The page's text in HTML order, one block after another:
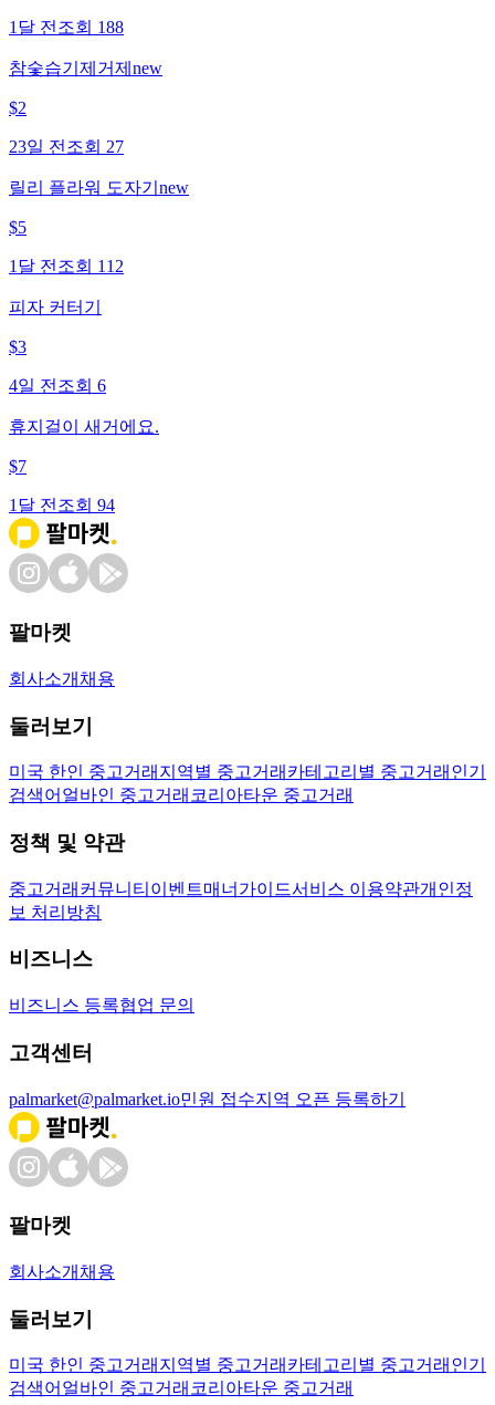
1달 전 조회 188
참숯습기제거제new
$2
23일 전 조회 27
릴리 플라워 도자기new
$5
1달 전 조회 112
피자 커터기
$3
4일 전 조회 6
휴지걸이 새거에요.
$7
1달 전 조회 94
팔마켓
회사소개 채용
둘러보기
미국 한인 중고거래 지역별 중고거래 카테고리별 중고거래 인기
검색어 얼바인 중고거래 코리아타운 중고거래
정책 및 약관
중고거래 커뮤니티 이벤트매너가이드서비스 이용약관개인정
보 처리방침
비즈니스
비즈니스 등록협업 문의
고객센터
palmarket@palmarket.io민원 접수지역 오픈 등록하기
팔마켓
회사소개 채용
둘러보기
미국 한인 중고거래 지역별 중고거래 카테고리별 중고거래 인기
검색어 얼바인 중고거래 코리아타운 중고거래